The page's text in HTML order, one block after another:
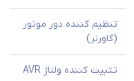
تنظیم کننده دور موتور
(گاورنر)
تثبیت کننده ولتاژ AVR